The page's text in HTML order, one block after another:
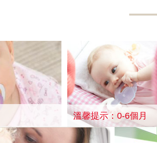
溫馨提示：0-6個月